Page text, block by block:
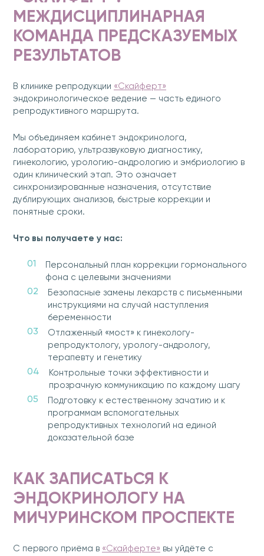
МЕЖДИСЦИПЛИНАРНАЯ
КОМАНДА ПРЕДСКАЗУЕМЫХ
РЕЗУЛЬТАТОВ
В клинике репродукции «Скайферт»
эндокринологическое ведение — часть единого
репродуктивного маршрута.
Мы объединяем кабинет эндокринолога,
лабораторию, ультразвуковую диагностику,
гинекологию, урологию-андрологию и эмбриологию в
один клинический этап. Это означает
синхронизированные назначения, отсутствие
дублирующих анализов, быстрые коррекции и
понятные сроки.
Что вы получаете у нас:
Персональный план коррекции гормонального
фона с целевыми значениями
Безопасные замены лекарств с письменными
инструкциями на случай наступления
беременности
Отлаженный «мост» к гинекологу-
репродуктологу, урологу-андрологу,
терапевту и генетику
Контрольные точки эффективности и
прозрачную коммуникацию по каждому шагу
Подготовку к естественному зачатию и к
программам вспомогательных
репродуктивных технологий на единой
доказательной базе
КАК ЗАПИСАТЬСЯ К
ЭНДОКРИНОЛОГУ НА
МИЧУРИНСКОМ ПРОСПЕКТЕ
С первого приёма в «Скайферте» вы уйдёте с